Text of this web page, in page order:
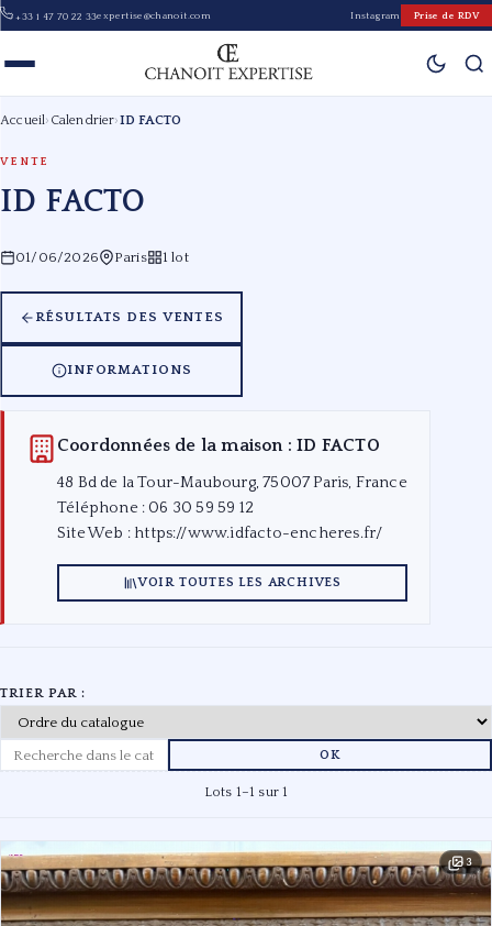
+33 1 47 70 22 33expertise@chanoit.com Instagram Prise de RDV
Accueil› Calendrier›ID FACTO
VENTE
ID FACTO
01/06/2026 Paris 1 lot
RÉSULTATS DES VENTES
INFORMATIONS
Coordonnées de la maison : ID FACTO
48 Bd de la Tour-Maubourg, 75007 Paris, France
Téléphone : 06 30 59 59 12
Site Web : https://www.idfacto-encheres.fr/
VOIR TOUTES LES ARCHIVES
TRIER PAR :
OK
Lots 1–1 sur 1
3